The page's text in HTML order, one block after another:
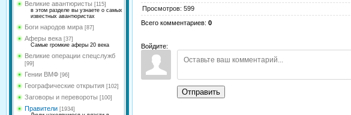
Великие авантюристы [115]
в этом разделе вы узнаете о самых
известных авантюристах
Боги народов мира [87]
Аферы века [37]
Самые громкие аферы 20 века
Великие операции спецслужб
[99]
Гении ВМФ [96]
Географические открытия [102]
Заговоры и перевороты [100]
Правители [1934]
Просмотров: 599
Всего комментариев: 0
Войдите:
Отправить